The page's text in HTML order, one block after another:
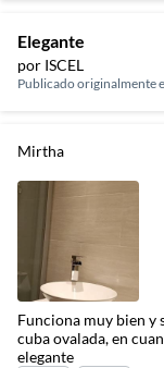
Elegante
por ISCEL
Publicado originalmente
Mirtha
Funciona muy bien y
cuba ovalada, en
elegante